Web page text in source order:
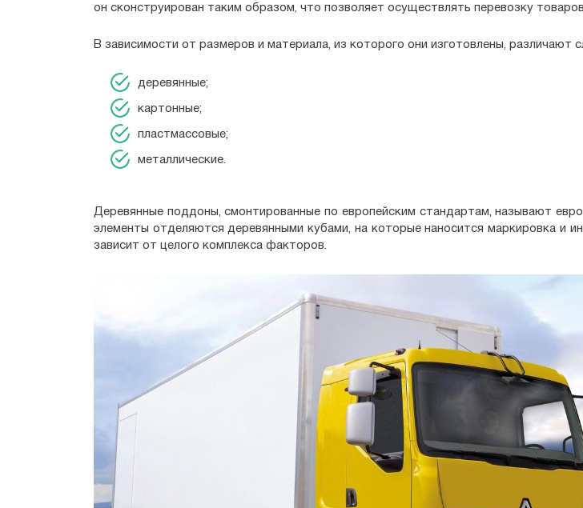
он сконструирован таким образом, что позволяет осуществлять перевозку
В зависимости от размеров и материала, из которого они изготовлены, различают
деревянные;
картонные;
пластмассовые;
металлические.
Деревянные поддоны, смонтированные по европейским стандартам, называют
элементы отделяются деревянными кубами, на которые наносится маркировка и
зависит от целого комплекса факторов.